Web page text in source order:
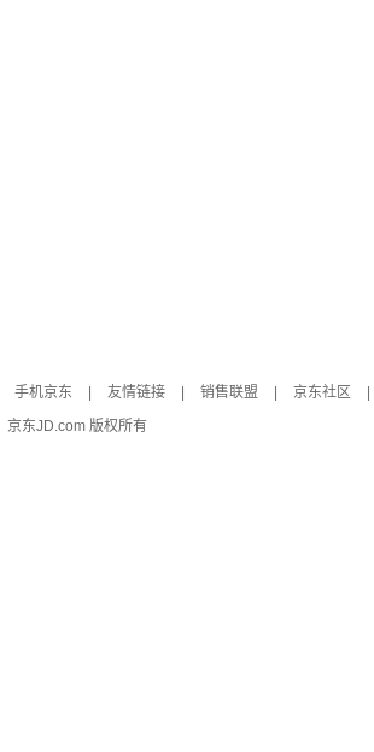
手机京东 友情链接 销售联盟 京东社区
京东JD.com 版权所有